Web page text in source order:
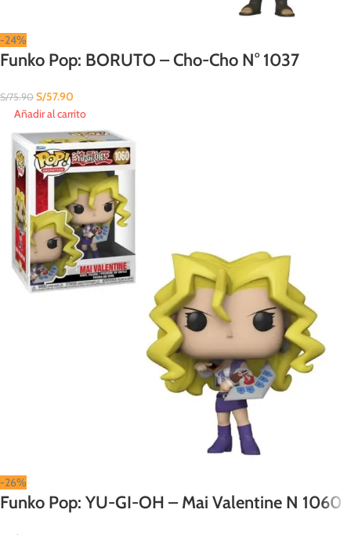
-24%
Funko Pop: BORUTO – Cho-Cho N° 1037
S/75.90 S/57.90
Añadir al carrito
-26%
Funko Pop: YU-GI-OH – Mai Valentine N 1060